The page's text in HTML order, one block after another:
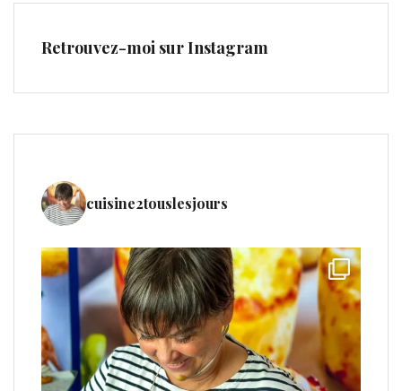
Retrouvez-moi sur Instagram
cuisine2touslesjours